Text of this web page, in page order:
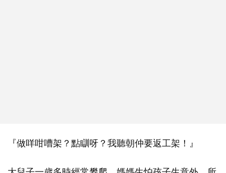
『做咩咁嘈架？點瞓呀？我聽朝仲要返工架！』